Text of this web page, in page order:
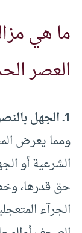
ما هي
العصر
1ـ الجهل بالنصوص أو الغفلة عنها:
ومما يعرض
الشرعية أو
حق قدرها،
الجرآء